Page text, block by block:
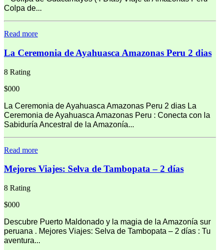
Colpa de...
Read more
La Ceremonia de Ayahuasca Amazonas Peru 2 dias
8 Rating
$000
La Ceremonia de Ayahuasca Amazonas Peru 2 dias La
Ceremonia de Ayahuasca Amazonas Peru : Conecta con la
Sabiduría Ancestral de la Amazonía...
Read more
Mejores Viajes: Selva de Tambopata – 2 días
8 Rating
$000
Descubre Puerto Maldonado y la magia de la Amazonía sur
peruana . Mejores Viajes: Selva de Tambopata – 2 días : Tu
aventura...